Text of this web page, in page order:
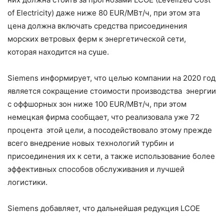
of Electricity) даже ниже 80 EUR/MВт/ч, при этом эта
цена должна включать средства присоединения
морских ветровых ферм к энергетической сети,
которая находится на суше.
Siemens информирует, что целью компании на 2020 год
является сокращение стоимости производства энергии
с оффшорных зон ниже 100 EUR/МВт/ч, при этом
немецкая фирма сообщает, что реализовала уже 72
процента этой цели, а посодействовало этому прежде
всего внедрение новых технологий турбин и
присоединения их к сети, а также использование более
эффективных способов обслуживания и лучшей
логистики.
Siemens добавляет, что дальнейшая редукция LCOE